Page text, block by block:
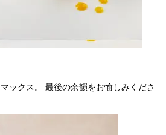
ックス。 最後の余韻をお愉しみくださ